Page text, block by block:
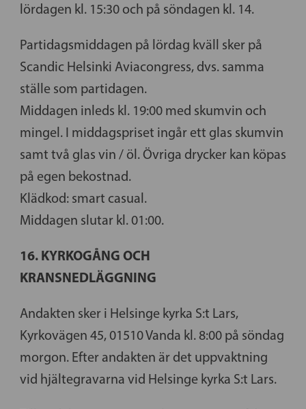
lördagen kl. 15:30 och på söndagen kl. 14.
Partidagsmiddagen på lördag kväll sker på
Scandic Helsinki Aviacongress, dvs. samma
ställe som partidagen.
Middagen inleds kl. 19:00 med skumvin och
mingel. I middagspriset ingår ett glas skumvin
samt två glas vin / öl. Övriga drycker kan köpas
på egen bekostnad.
Klädkod: smart casual.
Middagen slutar kl. 01:00.
16. KYRKOGÅNG OCH
KRANSNEDLÄGGNING
Andakten sker i Helsinge kyrka S:t Lars,
Kyrkovägen 45, 01510 Vanda kl. 8:00 på söndag
morgon. Efter andakten är det uppvaktning
vid hjältegravarna vid Helsinge kyrka S:t Lars.